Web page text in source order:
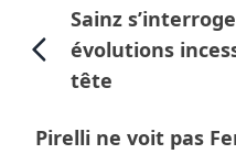
Sainz
évolutions
tête
Pirelli ne voit pas